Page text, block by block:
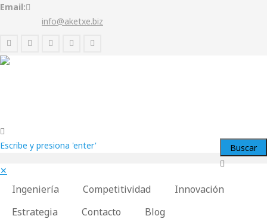
Email:
info@aketxe.biz
Escribe y presiona 'enter'
✕
Ingeniería Competitividad
Innovación
Estrategia
Contacto Blog